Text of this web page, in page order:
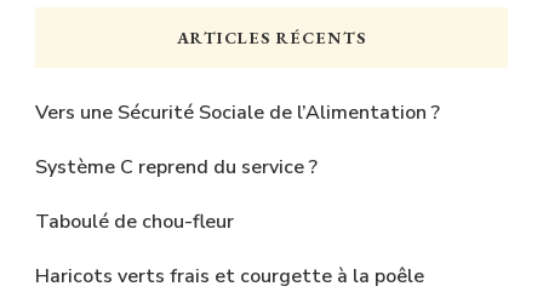
chose
ARTICLES RÉCENTS
Vers une Sécurité Sociale de l’Alimentation ?
Système C reprend du service ?
Taboulé de chou-fleur
Haricots verts frais et courgette à la poêle